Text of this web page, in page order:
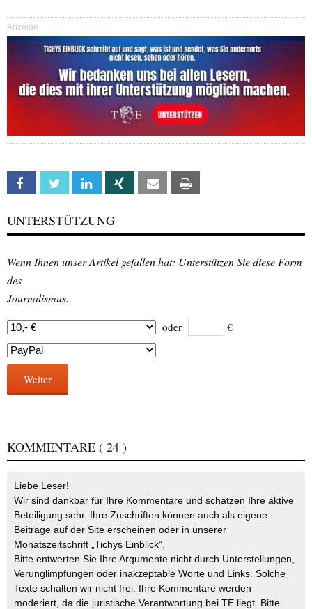
Anzeige
Facebook Twitter Linkedin Xing Email
UNTERSTÜTZUNG
Wenn Ihnen unser Artikel gefallen hat: Unterstützen Sie diese Form
des
Journalismus.
oder €
Weiter
KOMMENTARE ( 24 )
Liebe Leser!
Wir sind dankbar für Ihre Kommentare und schätzen Ihre aktive
Beteiligung sehr. Ihre Zuschriften können auch als eigene
Beiträge auf der Site erscheinen oder in unserer
Monatszeitschrift „Tichys Einblick“.
Bitte entwerten Sie Ihre Argumente nicht durch Unterstellungen,
Verunglimpfungen oder inakzeptable Worte und Links. Solche
Texte schalten wir nicht frei. Ihre Kommentare werden
moderiert, da die juristische Verantwortung bei TE liegt. Bitte